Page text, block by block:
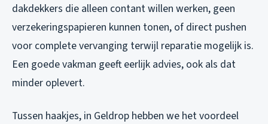
dakdekkers die alleen contant willen werken, geen
verzekeringspapieren kunnen tonen, of direct pushen
voor complete vervanging terwijl reparatie mogelijk is.
Een goede vakman geeft eerlijk advies, ook als dat
minder oplevert.
Tussen haakjes, in Geldrop hebben we het voordeel